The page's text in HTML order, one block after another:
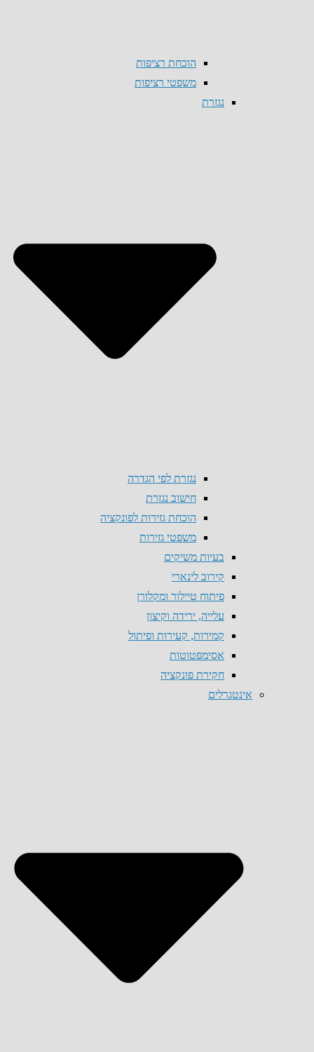
הוכחת רציפות
משפטי רציפות
נגזרת
נגזרת לפי הגדרה
חישוב נגזרת
הוכחת גזירות לפונקציה
משפטי גזירות
בעיות משיקים
קירוב לינארי
פיתוח טיילור ומקלורן
עלייה, ירידה וקיצון
קמירות, קעירות ופיתול
אסימפטוטות
חקירת פונקציה
אינטגרלים